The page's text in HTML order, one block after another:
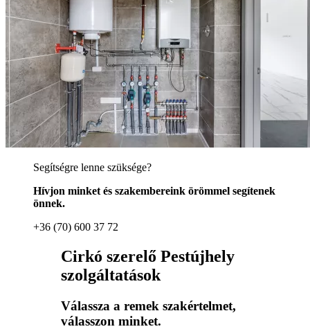
Segítségre lenne szüksége?
Hívjon minket és szakembereink örömmel segítenek
önnek.
+36 (70) 600 37 72
Cirkó szerelő Pestújhely
szolgáltatások
Válassza a remek szakértelmet,
válasszon minket.